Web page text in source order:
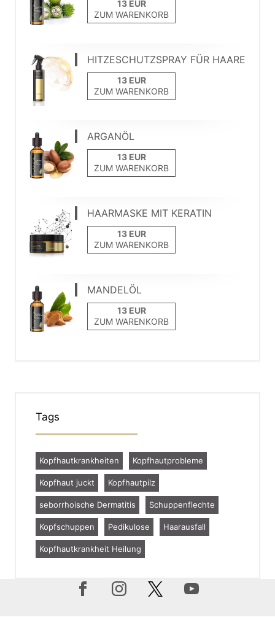
ZUM WARENKORB
HITZESCHUTZSPRAY FÜR HAARE
ZUM WARENKORB
ARGANÖL
ZUM WARENKORB
HAARMASKE MIT KERATIN
ZUM WARENKORB
MANDELÖL
ZUM WARENKORB
Tags
Kopfhautkrankheiten Kopfhautprobleme
Kopfhaut juckt Kopfhautpilz
seborrhoische Dermatitis Schuppenflechte
Kopfschuppen Pedikulose Haarausfall
Kopfhautkrankheit Heilung